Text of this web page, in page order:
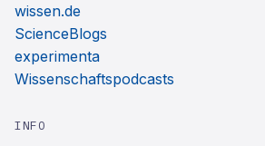
wissen.de
ScienceBlogs
experimenta
Wissenschaftspodcasts
INFO